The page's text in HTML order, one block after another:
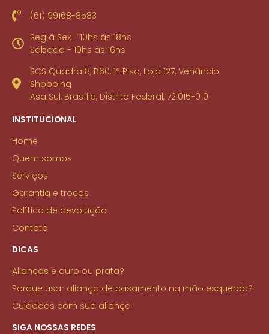
(61) 99168-8583
Seg à Sex - 10hs às 18hs
Sábado - 10hs às 16hs
SCS Quadra 8, B60, 1° Piso, Loja 127, Venâncio
Shopping
Asa Sul, Brasília, Distrito Federal, 72.015-010
INSTITUCIONAL
Home
Quem somos
Serviços
Garantia e trocas
Política de devolução
Contato
DICAS
Alianças e ouro ou prata?
Porque usar aliança de casamento na mão esquerda?
Cuidados com sua aliança
SIGA NOSSAS REDES